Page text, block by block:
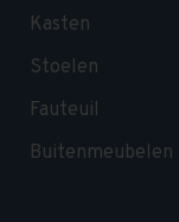
Kasten
Stoelen
Fauteuil
Buitenmeubelen